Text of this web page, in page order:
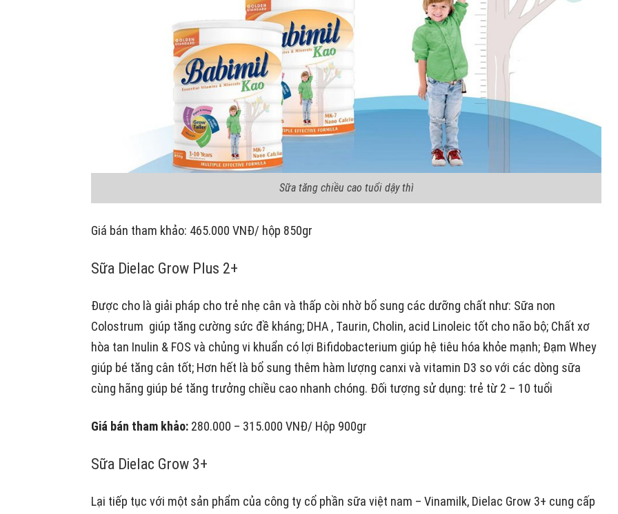
Sữa tăng chiều cao tuổi dậy thì
Giá bán tham khảo: 465.000 VNĐ/ hộp 850gr
Sữa Dielac Grow Plus 2+
Được cho là giải pháp cho trẻ nhẹ cân và thấp còi nhờ bổ sung các dưỡng chất như: Sữa non
Colostrum giúp tăng cường sức đề kháng; DHA , Taurin, Cholin, acid Linoleic tốt cho não bộ; Chất xơ
hòa tan Inulin & FOS và chủng vi khuẩn có lợi Bifidobacterium giúp hệ tiêu hóa khỏe mạnh; Đạm Whey
giúp bé tăng cân tốt; Hơn hết là bổ sung thêm hàm lượng canxi và vitamin D3 so với các dòng sữa
cùng hãng giúp bé tăng trưởng chiều cao nhanh chóng. Đối tượng sử dụng: trẻ từ 2 – 10 tuổi
Giá bán tham khảo: 280.000 – 315.000 VNĐ/ Hộp 900gr
Sữa Dielac Grow 3+
Lại tiếp tục với một sản phẩm của công ty cổ phần sữa việt nam – Vinamilk, Dielac Grow 3+ cung cấp